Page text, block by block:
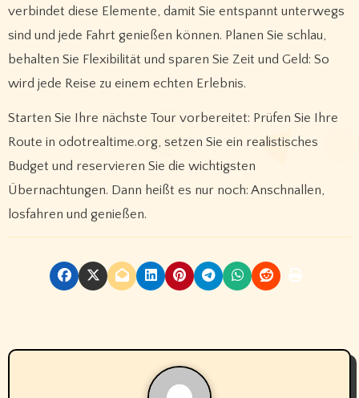
verbindet diese Elemente, damit Sie entspannt unterwegs
sind und jede Fahrt genießen können. Planen Sie schlau,
behalten Sie Flexibilität und sparen Sie Zeit und Geld: So
wird jede Reise zu einem echten Erlebnis.
Starten Sie Ihre nächste Tour vorbereitet: Prüfen Sie Ihre
Route in odotrealtime.org, setzen Sie ein realistisches
Budget und reservieren Sie die wichtigsten
Übernachtungen. Dann heißt es nur noch: Anschnallen,
losfahren und genießen.